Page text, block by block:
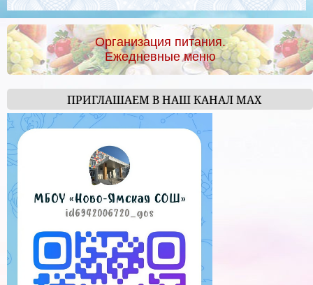
Организация питания.
Ежедневные меню
ПРИГЛАШАЕМ В НАШ КАНАЛ МАХ